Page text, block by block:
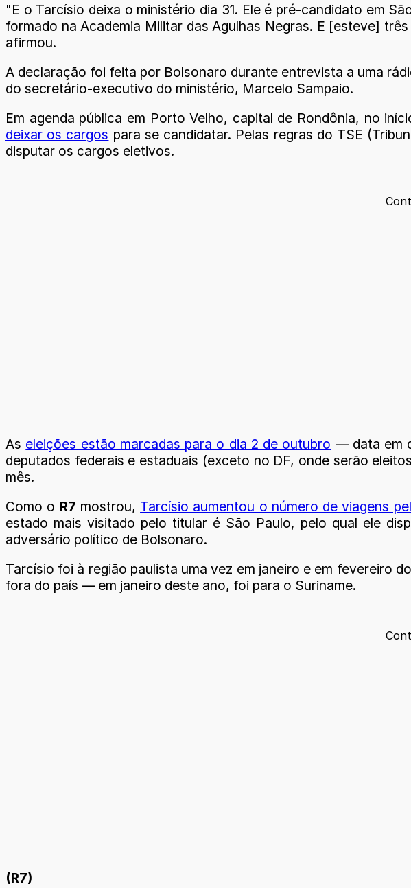
"E o Tarcísio deixa o ministério dia 31. Ele é pré-candidato em
formado na Academia Militar das Agulhas Negras. E [esteve]
afirmou.
A declaração foi feita por Bolsonaro durante entrevista a uma
do secretário-executivo do ministério, Marcelo Sampaio.
Em agenda pública em Porto Velho, capital de Rondônia, no
deixar os cargos para se candidatar. Pelas regras do TSE
disputar os cargos eletivos.
As eleições estão marcadas para o dia 2 de outubro — data em
deputados federais e estaduais (exceto no DF, onde serão
mês.
Como o R7 mostrou, Tarcísio aumentou o número de viagens
estado mais visitado pelo titular é São Paulo, pelo qual ele
adversário político de Bolsonaro.
Tarcísio foi à região paulista uma vez em janeiro e em fevereiro
fora do país — em janeiro deste ano, foi para o Suriname.
(R7)